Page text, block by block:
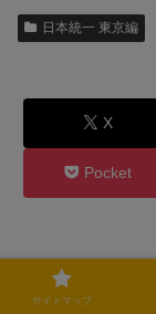
日本統一 東京編
X
Pocket
サイトマップ